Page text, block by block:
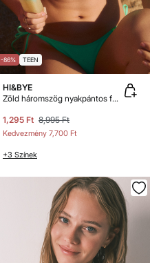
-86% TEEN
HI&BYE
Zöld háromszög nyakpántos függöny bikinifelső
1,295 Ft 8,995 Ft
Kedvezmény 7,700 Ft
+3 Színek